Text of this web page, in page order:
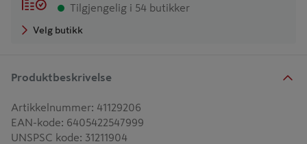
Tilgjengelig i 54 butikker
Velg butikk
Produktbeskrivelse
Artikkelnummer: 41129206
EAN-kode: 6405422547999
UNSPSC kode: 31211904